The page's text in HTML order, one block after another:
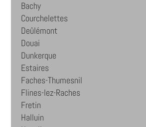
Bachy
Courchelettes
Deûlémont
Douai
Dunkerque
Estaires
Faches-Thumesnil
Flines-lez-Raches
Fretin
Halluin